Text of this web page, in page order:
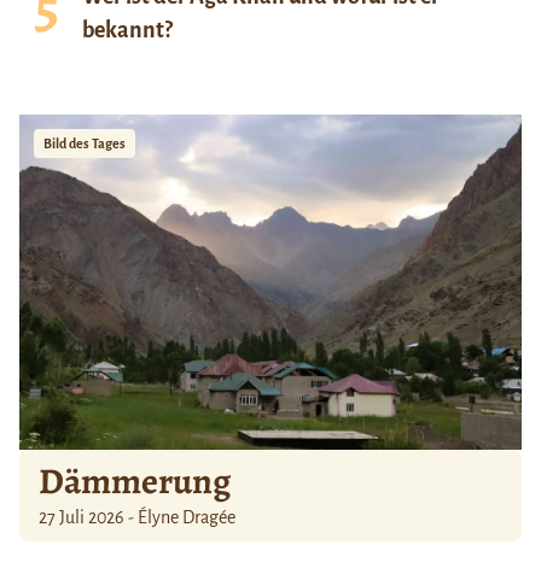
bekannt?
Bild des Tages
Dämmerung
27 Juli 2026 - Élyne Dragée